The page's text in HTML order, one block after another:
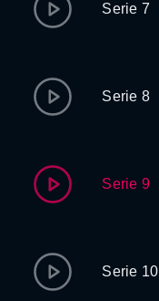
Serie 7
Serie 8
Serie 9
Serie 10